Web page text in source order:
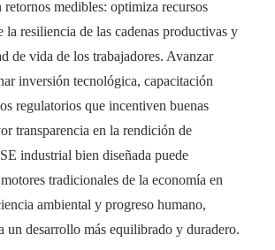
retornos medibles: optimiza recursos
la resiliencia de las cadenas productivas y
de vida de los trabajadores. Avanzar
inversión tecnológica, capacitación
regulatorios que incentiven buenas
transparencia en la rendición de
industrial bien diseñada puede
tradicionales de la economía en
ambiental y progreso humano,
un desarrollo más equilibrado y duradero.